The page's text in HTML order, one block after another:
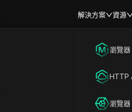
解決方案
海
廣
帳
資源
瀏覽
HTTP
瀏覽器
有效的